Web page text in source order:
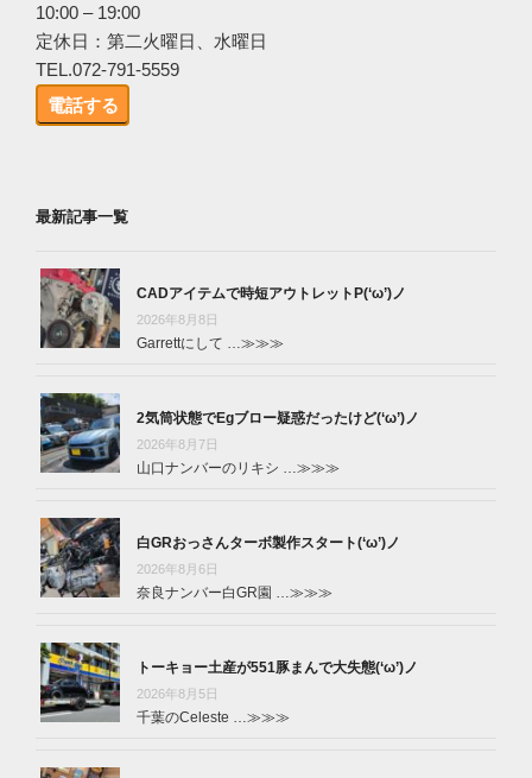
10:00 – 19:00
定休日：第二火曜日、水曜日
TEL.072-791-5559
電話する
最新記事一覧
CADアイテムで時短アウトレットP(‘ω’)ノ
2026年8月8日
Garrettにして … ≫≫≫
2気筒状態でEgブロー疑惑だったけど(‘ω’)ノ
2026年8月7日
山口ナンバーのリキシ … ≫≫≫
白GRおっさんターボ製作スタート(‘ω’)ノ
2026年8月6日
奈良ナンバー白GR園 … ≫≫≫
トーキョー土産が551豚まんで大失態(‘ω’)ノ
2026年8月5日
千葉のCeleste … ≫≫≫